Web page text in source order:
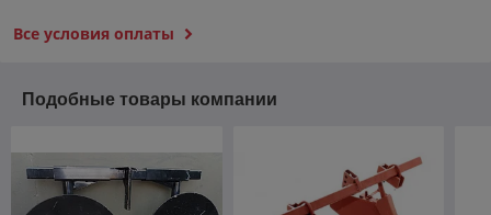
Все условия оплаты
Подобные товары компании